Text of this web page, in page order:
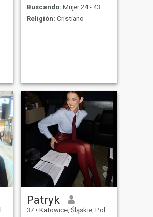
Buscando: Mujer 24 - 43
Religión: Cristiano
Patryk
37 • Katowice, Śląskie, Polonia